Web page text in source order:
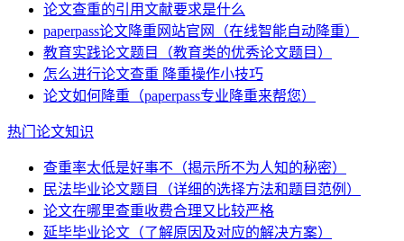
论文查重的引用文献要求是什么
paperpass论文降重网站官网（在线智能自动降重）
教育实践论文题目（教育类的优秀论文题目）
怎么进行论文查重 降重操作小技巧
论文如何降重（paperpass专业降重来帮您）
热门论文知识
查重率太低是好事不（揭示所不为人知的秘密）
民法毕业论文题目（详细的选择方法和题目范例）
论文在哪里查重收费合理又比较严格
延毕毕业论文（了解原因及对应的解决方案）